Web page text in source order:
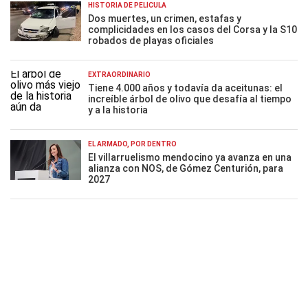
HISTORIA DE PELÍCULA
Dos muertes, un crimen, estafas y
complicidades en los casos del Corsa y la S10
robados de playas oficiales
EXTRAORDINARIO
Tiene 4.000 años y todavía da aceitunas: el
increíble árbol de olivo que desafía al tiempo
y a la historia
EL ARMADO, POR DENTRO
El villarruelismo mendocino ya avanza en una
alianza con NOS, de Gómez Centurión, para
2027